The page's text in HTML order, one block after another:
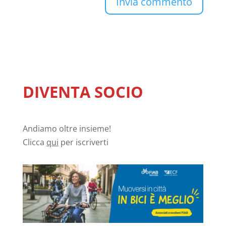
DIVENTA SOCIO
Andiamo oltre insieme!
Clicca qui per iscriverti